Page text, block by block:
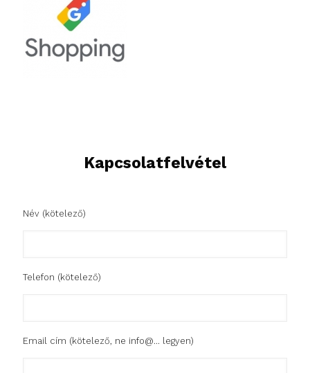
Kapcsolatfelvétel
Név (kötelező)
Telefon (kötelező)
Email cím (kötelező, ne info@... legyen)